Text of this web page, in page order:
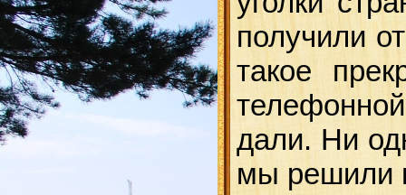
получили
такое
дали. Ни
мы решили